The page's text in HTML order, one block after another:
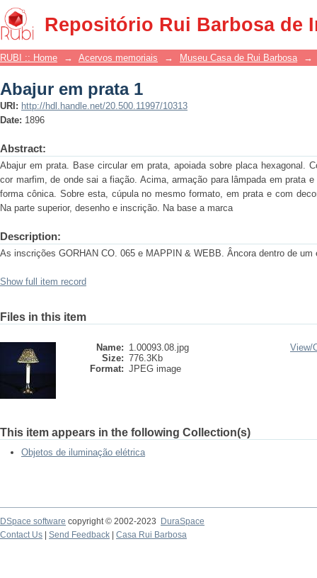
Repositório Rui Barbosa de
Abajur em prata 1
RUBI :: Home → Acervos memoriais → Museu Casa de Rui Barbosa →
Abajur em prata 1
URI: http://hdl.handle.net/20.500.11997/10313
Date: 1896
Abstract:
Abajur em prata. Base circular em prata, apoiada sobre placa hexagonal.
cor marfim, de onde sai a fiação. Acima, armação para lâmpada em prata
forma cônica. Sobre esta, cúpula no mesmo formato, em prata e com
Na parte superior, desenho e inscrição. Na base a marca
Description:
As inscrições GORHAN CO. 065 e MAPPIN & WEBB. Âncora dentro de um
Show full item record
Files in this item
Name: 1.00093.08.jpg
Size: 776.3Kb
Format: JPEG image
View/
This item appears in the following Collection(s)
Objetos de iluminação elétrica
DSpace software copyright © 2002-2023
DuraSpace
Contact Us
Send Feedback Casa Rui Barbosa